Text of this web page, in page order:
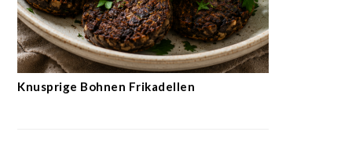
Knusprige Bohnen Frikadellen